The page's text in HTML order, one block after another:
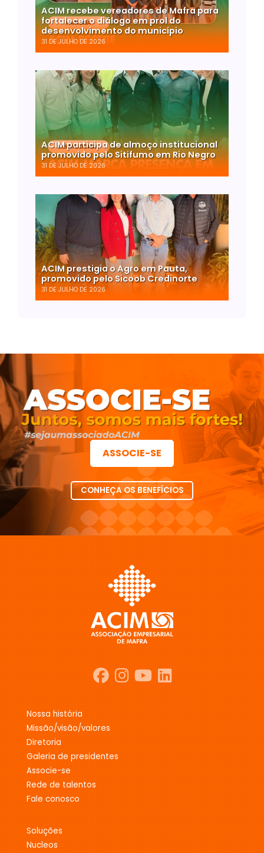
ACIM recebe vereadores de Mafra para
fortalecer o diálogo em prol do
desenvolvimento do município
31 DE JULHO DE 2026
ACIM participa de almoço institucional
promovido pelo Sitifumo em Rio Negro
31 DE JULHO DE 2026
ACIM prestigia o Agro em Pauta,
promovido pelo Sicoob Credinorte
31 DE JULHO DE 2026
ASSOCIE-SE
CONHEÇA OS BENEFÍCIOS
nossa história
missão/visão/valores
diretoria
galeria de presidentes
associe-se
rede de talentos
fale conosco
soluções
nucleos